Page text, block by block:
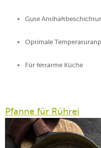
Gute
Optimale
Für fettarme Küche
Pfanne für Rührei